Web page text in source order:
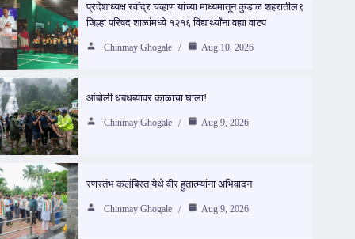
प्रदेशाध्यक्ष रवींद्र चव्हाण यांच्या माध्यमातून कुडाळ शहरातील९
जिल्हा परिषद शाळांमध्ये १२१६ विद्यार्थ्यांना वह्या वाटप
Chinmay Ghogale Aug 10, 2026
आंबोली धबधब्यावर काळाचा घाला!
Chinmay Ghogale Aug 9, 2026
रणस्तंभ कलंबिस्त येथे वीर हुतात्म्यांना अभिवादन
Chinmay Ghogale Aug 9, 2026